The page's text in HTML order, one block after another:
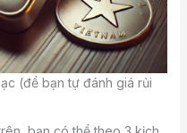
(để bạn tự đánh giá rủi